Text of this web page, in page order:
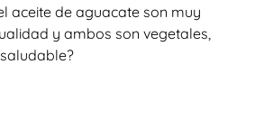
aceite de aguacate son muy
y ambos son vegetales,